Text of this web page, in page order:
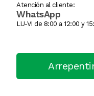
Atención al cliente:
WhatsApp
LU-VI de 8:00 a 12:00 y
Extractor
FERMENTADORA
FILETEADOR
Freidora
SOLDADOR
SOPLADOR
Taladro